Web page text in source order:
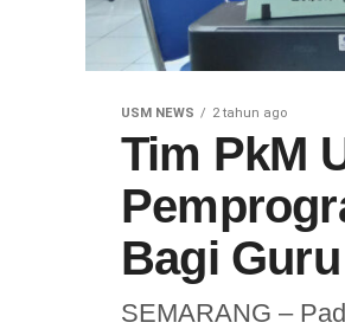
USM NEWS 2 tahun ago
Tim PkM
Bagi
SEMARANG –